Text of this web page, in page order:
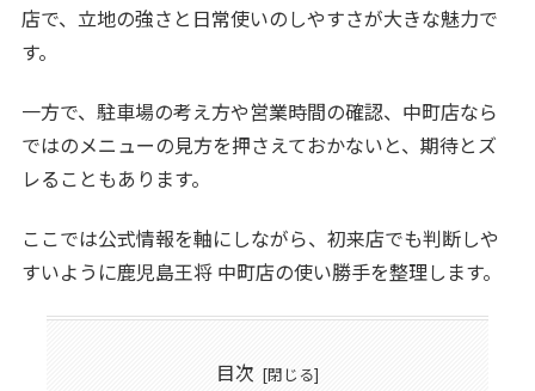
店で、立地の強さと日常使いのしやすさが大きな魅力で
す。
一方で、駐車場の考え方や営業時間の確認、中町店なら
ではのメニューの見方を押さえておかないと、期待とズ
レることもあります。
ここでは公式情報を軸にしながら、初来店でも判断しや
すいように鹿児島王将 中町店の使い勝手を整理します。
目次